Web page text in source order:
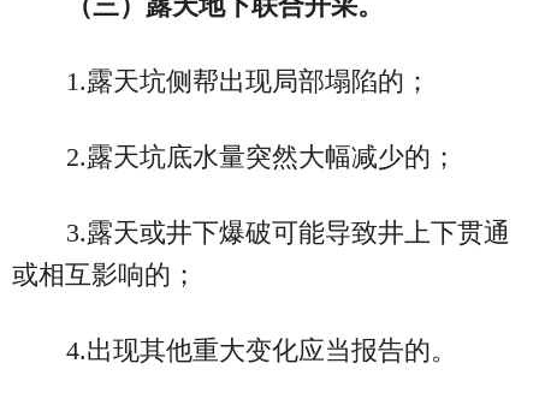
1.露天坑侧帮出现局部塌陷的；
2.露天坑底水量突然大幅减少的；
3.露天或井下爆破可能导致井上下贯通
或相互影响的；
4.出现其他重大变化应当报告的。